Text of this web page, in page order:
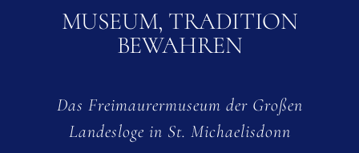
MUSEUM, TRADITION
BEWAHREN
Das Freimaurermuseum der Großen
Landesloge in St. Michaelisdonn